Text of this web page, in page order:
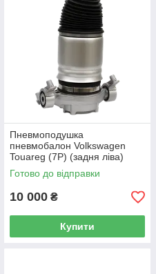
Пневмоподушка
пневмобалон Volkswagen
Touareg (7P) (задня ліва)
Готово до відправки
10 000 ₴
Купити